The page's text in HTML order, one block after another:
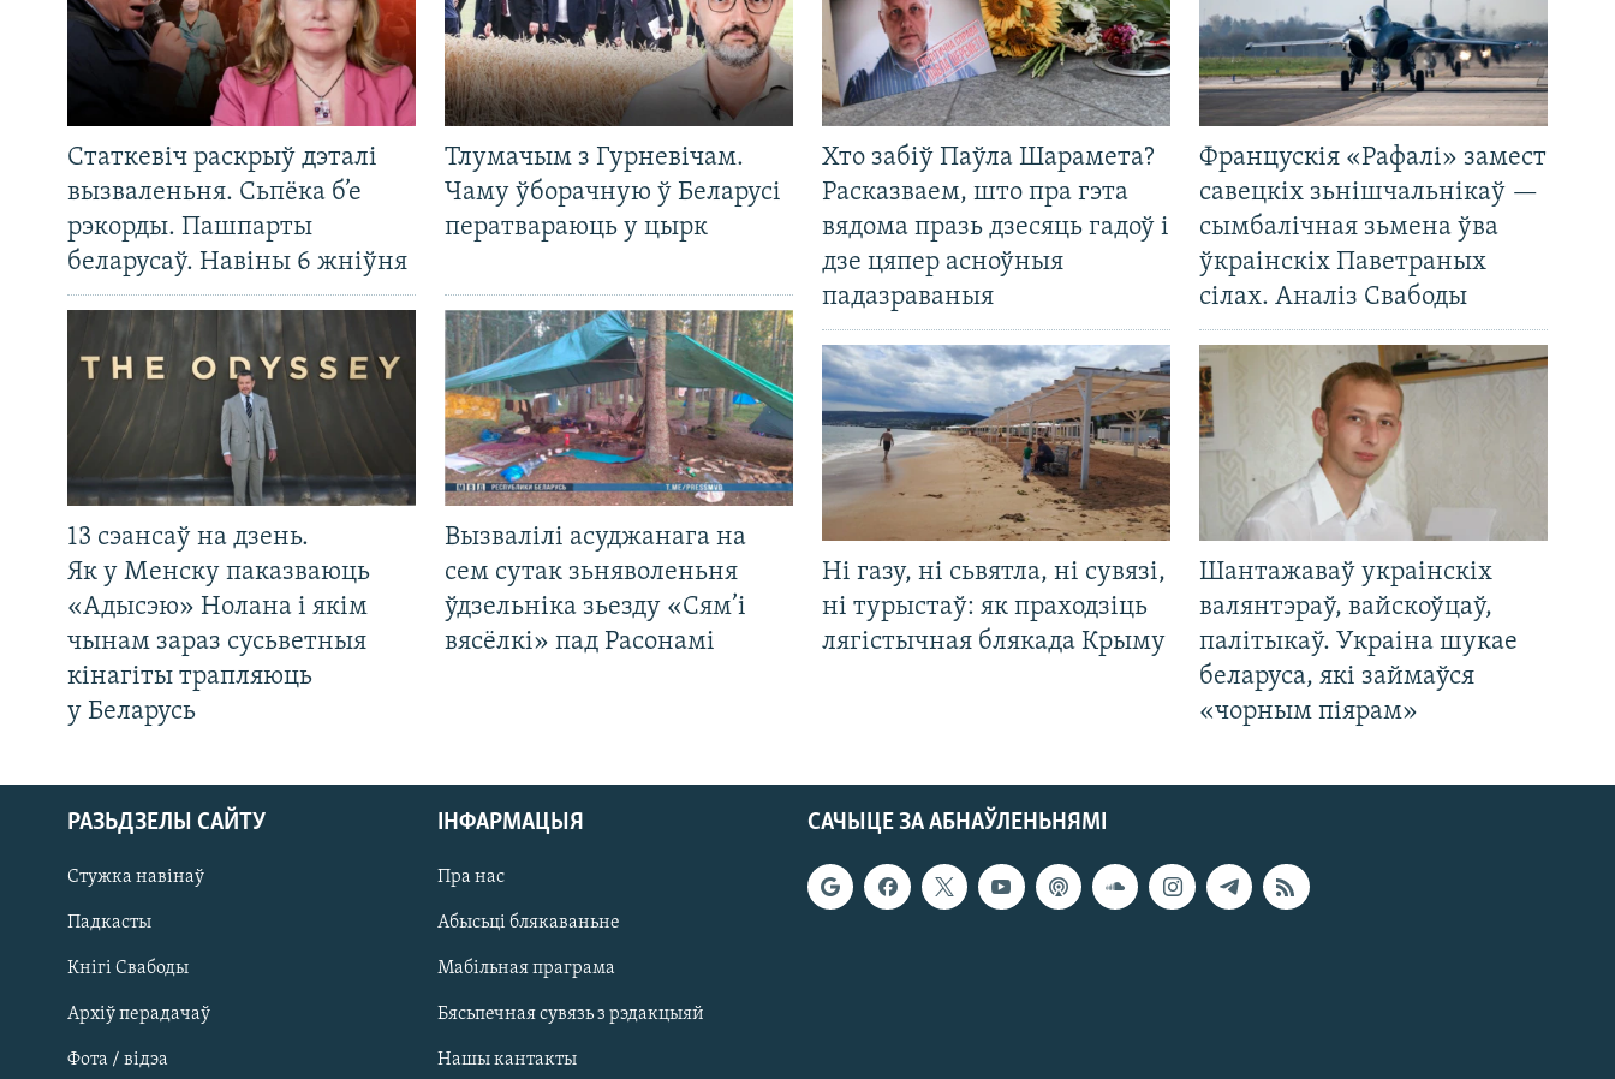
Статкевіч раскрыў дэталі
вызваленьня. Сьпёка б’е
рэкорды. Пашпарты
беларусаў. Навіны 6 жніўня
Тлумачым з Гурневічам.
Чаму ўборачную ў Беларусі
ператвараюць у цырк
13 сэансаў на дзень.
Як у Менску паказваюць
«Адысэю» Нолана і якім
чынам зараз сусьветныя
кінагіты трапляюць
у Беларусь
Вызвалілі асуджанага на
сем сутак зьняволеньня
ўдзельніка зьезду «Сям’і
вясёлкі» пад Расонамі
Хто забіў Паўла Шарамета?
Расказваем, што пра гэта
вядома празь дзесяць гадоў і
дзе цяпер асноўныя
падазраваныя
Францускія «Рафалі» замест
савецкіх зьнішчальнікаў —
сымбалічная зьмена ўва
ўкраінскіх Паветраных
сілах. Аналіз Свабоды
Ні газу, ні сьвятла, ні сувязі,
ні турыстаў: як праходзіць
лягістычная блякада Крыму
Шантажаваў украінскіх
валянтэраў, вайскоўцаў,
палітыкаў. Украіна шукае
беларуса, які займаўся
«чорным піярам»
САЧЫЦЕ ЗА АБНАЎЛЕНЬНЯМІ
РАЗЬДЗЕЛЫ САЙТУ
Стужка навінаў
Падкасты
Кнігі Свабоды
Архіў перадачаў
Фота / відэа
ІНФАРМАЦЫЯ
Пра нас
Абысьці блякаваньне
Мабільная праграма
Бясьпечная сувязь з рэдакцыяй
Нашы кантакты